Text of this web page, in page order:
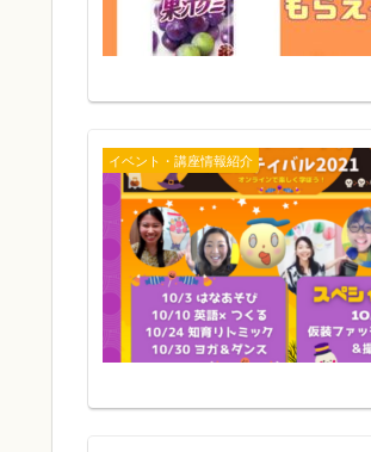
イベント・講座情報紹介